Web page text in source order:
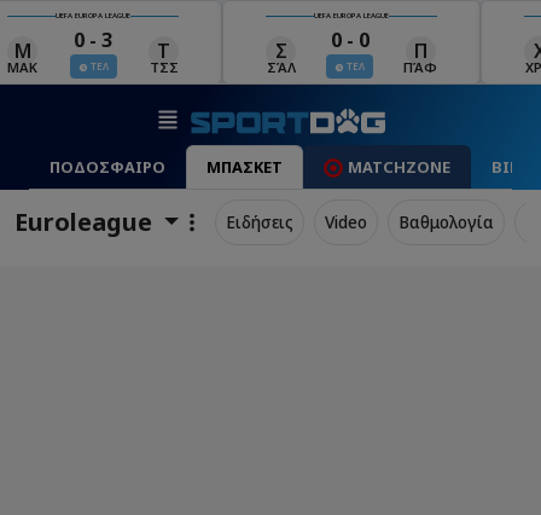
UEFA EUROPA LEAGUE
Σ 0 - 0
ΤΕΛ ΠΆΦ
UEFA EUROPA LEAGUE
ΧΡΆ
0 - 1
ΤΕΛ
Μ
ΜΠΕ ΛΊΝ
ΠΟΔΟΣΦΑΙΡΟ ΜΠΑΣΚΕΤ MATCHZONE
Euroleague Ειδήσεις Video Βαθμολογία